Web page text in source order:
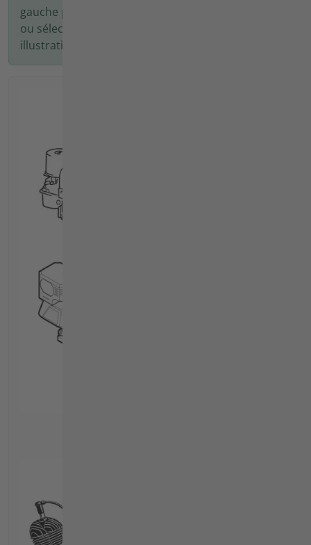
gauche pour trouver votre produit agria,
ou sélectionnez le produit voulu à l'aide des
illustrations ci-dessous.